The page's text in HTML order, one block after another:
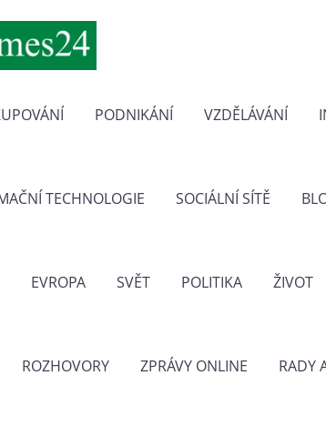
PODNIKÁNÍ VZDĚLÁVÁNÍ
TECHNOLOGIE SOCIÁLNÍ SÍTĚ
EVROPA SVĚT POLITIKA ŽIVOT
ROZHOVORY ZPRÁVY ONLINE RADY